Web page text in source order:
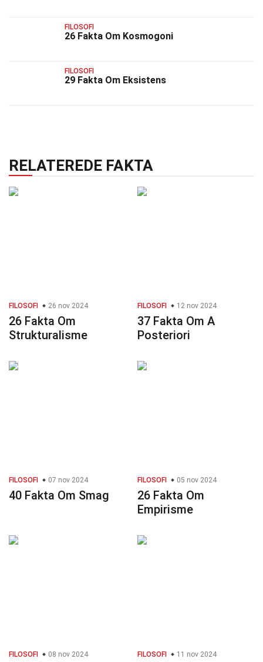
FILOSOFI
26 Fakta Om Kosmogoni
FILOSOFI
29 Fakta Om Eksistens
RELATEREDE FAKTA
FILOSOFI 26 nov 2024
26 Fakta Om
Strukturalisme
FILOSOFI 12 nov 2024
37 Fakta Om A
Posteriori
FILOSOFI 07 nov 2024
40 Fakta Om Smag
FILOSOFI 05 nov 2024
26 Fakta Om
Empirisme
FILOSOFI 08 nov 2024 FILOSOFI 11 nov 2024